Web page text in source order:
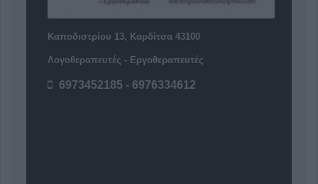
Καποδιστρίου 13, Καρδίτσα 43100
Λογοθεραπευτές - Εργοθεραπευτές
6973452185 - 6976334612